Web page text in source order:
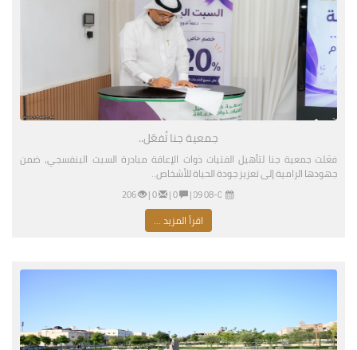
جمعية جنا تُفعّل..
فعّلت جمعية جنا لتأهيل الفتيات ذوات الإعاقة مبادرة السبت البنفسجي، ضمن
جهودها الرامية إلى تعزيز جودة الحياة للأشخاص..
08-01-2026 03:09 مساءً |
0 |
0 |
206
اقرأ المزيد ...